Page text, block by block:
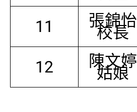
11 張錦怡
校長
12 陳文婷
姑娘